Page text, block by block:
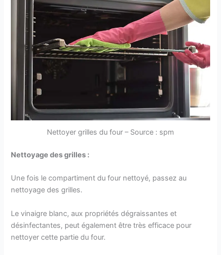
Nettoyer grilles du four – Source : spm
Nettoyage des grilles :
Une fois le compartiment du four nettoyé, passez au
nettoyage des grilles.
Le vinaigre blanc, aux propriétés dégraissantes et
désinfectantes, peut également être très efficace pour
nettoyer cette partie du four.